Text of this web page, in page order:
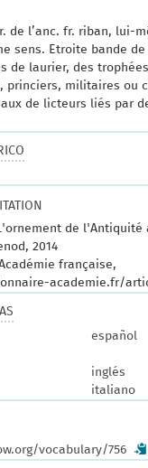
de l’anc. fr. riban, lui-
sens. Etroite bande
de laurier, des
princiers, militaires ou
de licteurs liés par
de l'Antiquité
2014
française,
academie.fr/
español
inglés
italiano
vocabulary/756